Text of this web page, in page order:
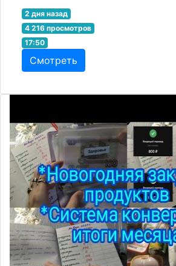
2 дня назад
4 216 просмотров
17:50
Смотреть